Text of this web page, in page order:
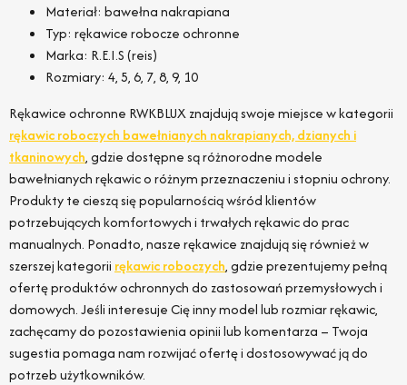
Materiał: bawełna nakrapiana
Typ: rękawice robocze ochronne
Marka: R.E.I.S (reis)
Rozmiary: 4, 5, 6, 7, 8, 9, 10
Rękawice ochronne RWKBLUX znajdują swoje miejsce w kategorii
rękawic roboczych bawełnianych nakrapianych, dzianych i
tkaninowych, gdzie dostępne są różnorodne modele
bawełnianych rękawic o różnym przeznaczeniu i stopniu ochrony.
Produkty te cieszą się popularnością wśród klientów
potrzebujących komfortowych i trwałych rękawic do prac
manualnych. Ponadto, nasze rękawice znajdują się również w
szerszej kategorii rękawic roboczych, gdzie prezentujemy pełną
ofertę produktów ochronnych do zastosowań przemysłowych i
domowych. Jeśli interesuje Cię inny model lub rozmiar rękawic,
zachęcamy do pozostawienia opinii lub komentarza – Twoja
sugestia pomaga nam rozwijać ofertę i dostosowywać ją do
potrzeb użytkowników.